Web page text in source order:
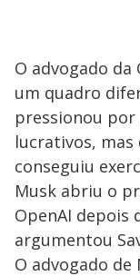
O advogado
um quadro
pressionou
lucrativos, mas
conseguiu
Musk abriu o
OpenAI depois
argumentou
O advogado de